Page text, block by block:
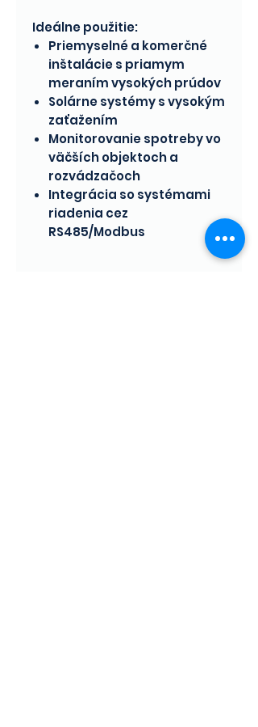
Ideálne použitie:
Priemyselné a komerčné
inštalácie s priamym
meraním vysokých prúdov
Solárne systémy s vysokým
zaťažením
Monitorovanie spotreby vo
väčších objektoch a
rozvádzačoch
Integrácia so systémami
riadenia cez
RS485/Modbus